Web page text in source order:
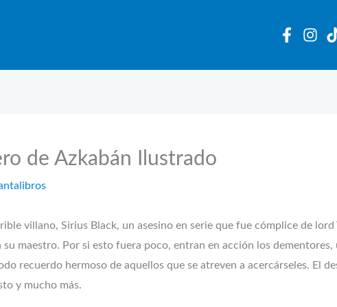
de Azkabán Ilustrado
villano, Sirius Black, un asesino en serie que fue cómplice de
maestro. Por si esto fuera poco, entran en acción los dementores,
recuerdo hermoso de aquellos que se atreven a acercárseles. El
y mucho más.